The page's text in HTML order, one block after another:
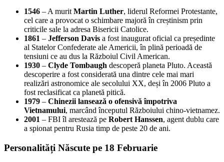
1546 – A murit Martin Luther, liderul Reformei Protestante,
cel care a provocat o schimbare majoră în creștinism prin
criticile sale la adresa Bisericii Catolice.
1861 – Jefferson Davis a fost inaugurat oficial ca președinte
al Statelor Confederate ale Americii, în plină perioadă de
tensiuni ce au dus la Războiul Civil American.
1930 – Clyde Tombaugh descoperă planeta Pluto. Această
descoperire a fost considerată una dintre cele mai mari
realizări astronomice ale secolului XX, deși în 2006 Pluto a
fost reclasificat ca planetă pitică.
1979 – Chinezii lansează o ofensivă împotriva
Vietnamului, marcând începutul Războiului chino-vietnamez.
2001 – FBI îl arestează pe Robert Hanssen, agent dublu care
a spionat pentru Rusia timp de peste 20 de ani.
Personalități Născute pe 18 Februarie